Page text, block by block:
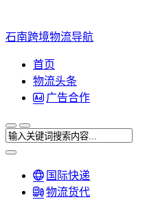
石南跨境物流导航
首页
物流头条
广告合作
国际快递
物流货代